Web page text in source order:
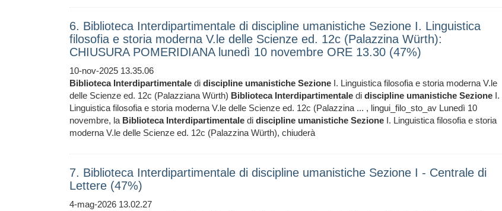
6. Biblioteca Interdipartimentale di discipline umanistiche Sezione I. Linguistica
filosofia e storia moderna V.le delle Scienze ed. 12c (Palazzina Würth):
CHIUSURA POMERIDIANA lunedì 10 novembre ORE 13.30 (47%)
10-nov-2025 13.35.06
Biblioteca Interdipartimentale di discipline umanistiche Sezione I. Linguistica filosofia e storia moderna V.le
delle Scienze ed. 12c (Palazziana Würth) Biblioteca Interdipartimentale di discipline umanistiche Sezione I.
Linguistica filosofia e storia moderna V.le delle Scienze ed. 12c (Palazzina ... , lingui_filo_sto_av Lunedì 10
novembre, la Biblioteca Interdipartimentale di discipline umanistiche Sezione I. Linguistica filosofia e storia
moderna V.le delle Scienze ed. 12c (Palazzina Würth), chiuderà
7. Biblioteca Interdipartimentale di discipline umanistiche Sezione I - Centrale di
Lettere (47%)
4-mag-2026 13.02.27